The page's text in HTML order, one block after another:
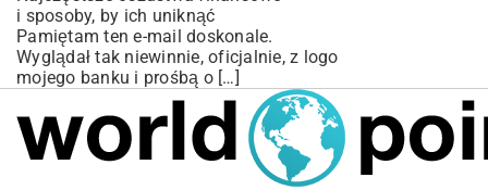
i sposoby, by ich uniknąć
Pamiętam ten e-mail doskonale.
Wyglądał tak niewinnie, oficjalnie, z logo
mojego banku i prośbą o […]